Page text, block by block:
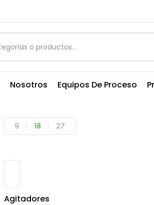
Nosotros Equipos De Proceso
9 18 27
Agitadores